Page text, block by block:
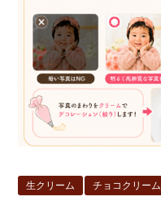
生クリーム チョコクリーム